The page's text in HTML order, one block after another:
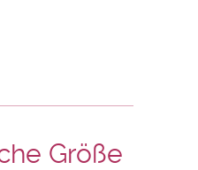
Größe